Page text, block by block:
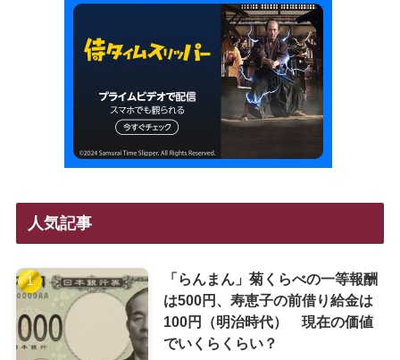
人気記事
「らんまん」菊くらべの一等報酬
は500円、寿恵子の前借り給金は
100円（明治時代） 現在の価値
でいくらくらい？